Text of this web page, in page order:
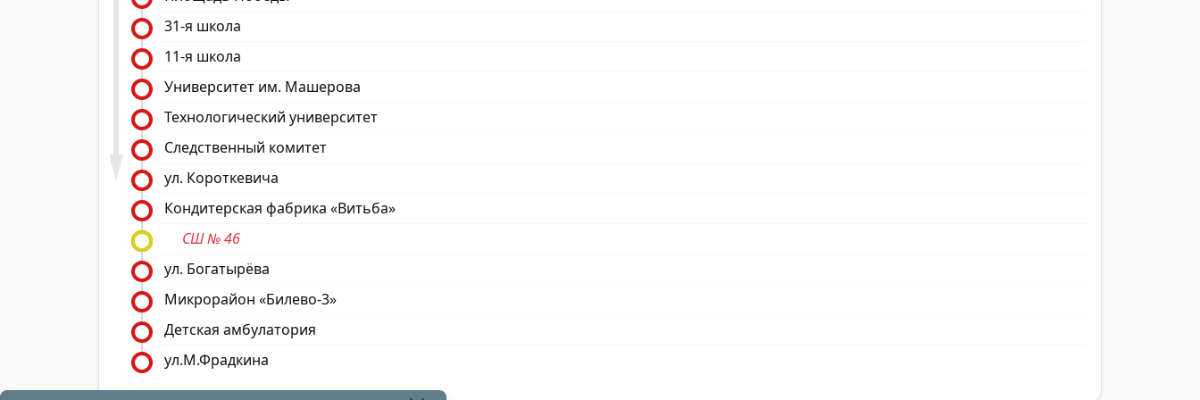
31-я школа
11-я школа
Университет им. Машерова
Технологический университет
Следственный комитет
ул. Короткевича
Кондитерская фабрика «Витьба»
СШ № 46
ул. Богатырёва
Микрорайон «Билево-3»
Детская амбулатория
ул.М.Фрадкина